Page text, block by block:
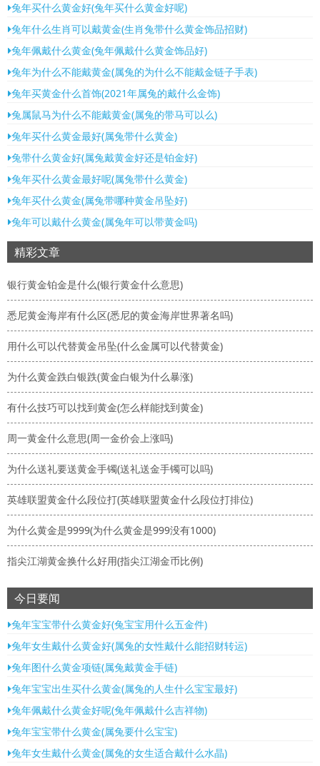
兔年买什么黄金好(兔年买什么黄金好呢)
兔年什么生肖可以戴黄金(生肖兔带什么黄金饰品招财)
兔年佩戴什么黄金(兔年佩戴什么黄金饰品好)
兔年为什么不能戴黄金(属兔的为什么不能戴金链子手表)
兔年买黄金什么首饰(2021年属兔的戴什么金饰)
兔属鼠马为什么不能戴黄金(属兔的带马可以么)
兔年买什么黄金最好(属兔带什么黄金)
兔带什么黄金好(属兔戴黄金好还是铂金好)
兔年买什么黄金最好呢(属兔带什么黄金)
兔年买什么黄金(属兔带哪种黄金吊坠好)
兔年可以戴什么黄金(属兔年可以带黄金吗)
精彩文章
银行黄金铂金是什么(银行黄金什么意思)
悉尼黄金海岸有什么区(悉尼的黄金海岸世界著名吗)
用什么可以代替黄金吊坠(什么金属可以代替黄金)
为什么黄金跌白银跌(黄金白银为什么暴涨)
有什么技巧可以找到黄金(怎么样能找到黄金)
周一黄金什么意思(周一金价会上涨吗)
为什么送礼要送黄金手镯(送礼送金手镯可以吗)
英雄联盟黄金什么段位打(英雄联盟黄金什么段位打排位)
为什么黄金是9999(为什么黄金是999没有1000)
指尖江湖黄金换什么好用(指尖江湖金币比例)
今日要闻
兔年宝宝带什么黄金好(兔宝宝用什么五金件)
兔年女生戴什么黄金好(属兔的女性戴什么能招财转运)
兔年图什么黄金项链(属兔戴黄金手链)
兔年宝宝出生买什么黄金(属兔的人生什么宝宝最好)
兔年佩戴什么黄金好呢(兔年佩戴什么吉祥物)
兔年宝宝带什么黄金(属兔要什么宝宝)
兔年女生戴什么黄金(属兔的女生适合戴什么水晶)